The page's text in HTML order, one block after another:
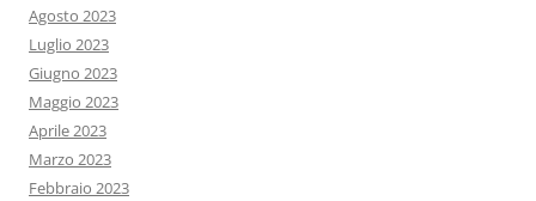
Agosto 2023
Luglio 2023
Giugno 2023
Maggio 2023
Aprile 2023
Marzo 2023
Febbraio 2023